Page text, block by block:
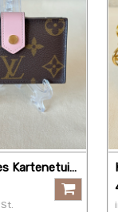
Kartenetui
rose